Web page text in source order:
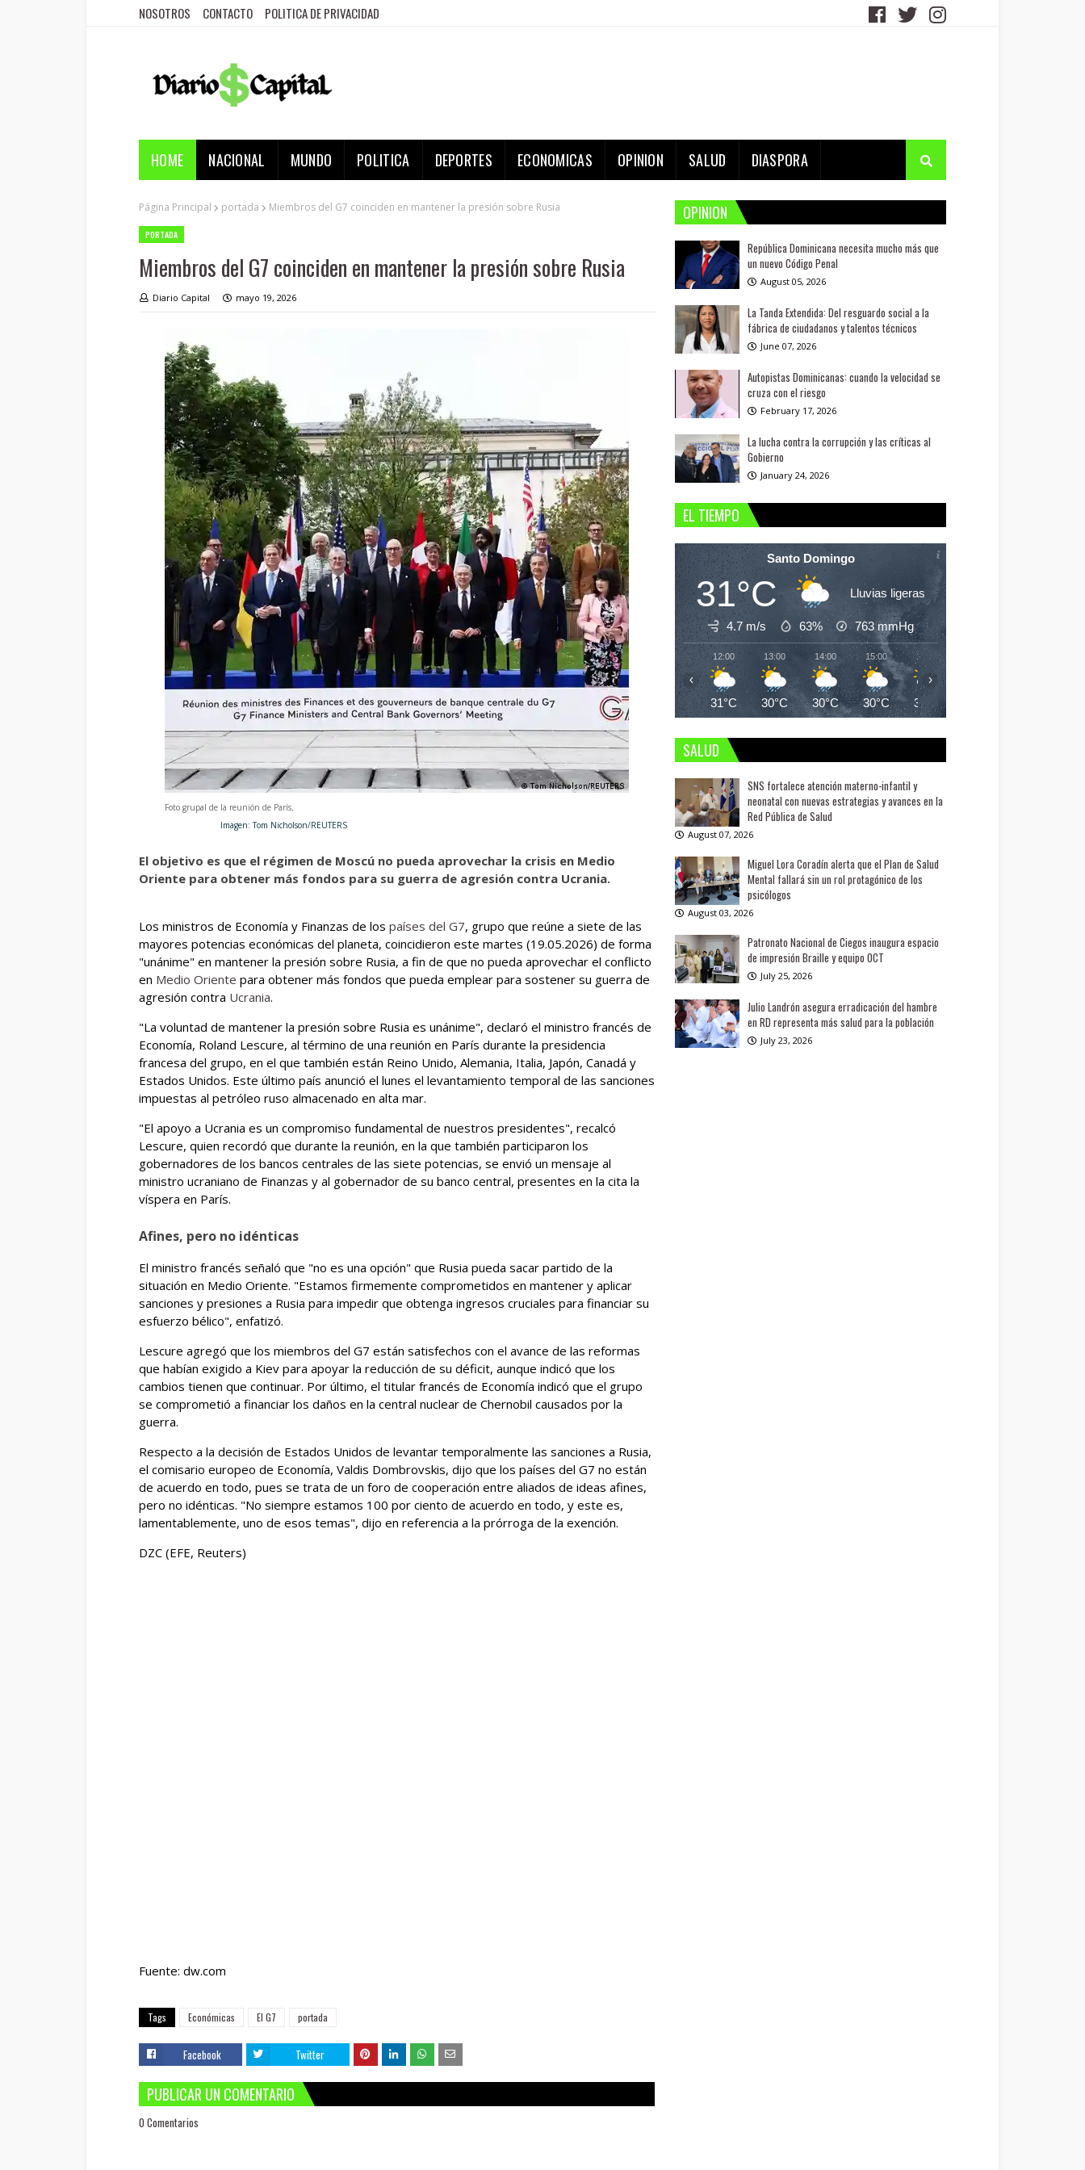
NOSOTROS CONTACTO POLITICA DE PRIVACIDAD
HOME NACIONAL MUNDO POLITICA DEPORTES ECONOMICAS OPINION SALUD DIASPORA
Página Principal portada Miembros del G7 coinciden en mantener la presión sobre Rusia
PORTADA
Miembros del G7 coinciden en mantener la presión sobre Rusia
Diario Capital mayo 19, 2026
Foto grupal de la reunión de París.
Imagen: Tom Nicholson/REUTERS
El objetivo es que el régimen de Moscú no pueda aprovechar la crisis en Medio
Oriente para obtener más fondos para su guerra de agresión contra Ucrania.
Los ministros de Economía y Finanzas de los países del G7, grupo que reúne a siete de las
mayores potencias económicas del planeta, coincidieron este martes (19.05.2026) de forma
"unánime" en mantener la presión sobre Rusia, a fin de que no pueda aprovechar el conflicto
en Medio Oriente para obtener más fondos que pueda emplear para sostener su guerra de
agresión contra Ucrania.
"La voluntad de mantener la presión sobre Rusia es unánime", declaró el ministro francés de
Economía, Roland Lescure, al término de una reunión en París durante la presidencia
francesa del grupo, en el que también están Reino Unido, Alemania, Italia, Japón, Canadá y
Estados Unidos. Este último país anunció el lunes el levantamiento temporal de las sanciones
impuestas al petróleo ruso almacenado en alta mar.
"El apoyo a Ucrania es un compromiso fundamental de nuestros presidentes", recalcó
Lescure, quien recordó que durante la reunión, en la que también participaron los
gobernadores de los bancos centrales de las siete potencias, se envió un mensaje al
ministro ucraniano de Finanzas y al gobernador de su banco central, presentes en la cita la
víspera en París.
Afines, pero no idénticas
El ministro francés señaló que "no es una opción" que Rusia pueda sacar partido de la
situación en Medio Oriente. "Estamos firmemente comprometidos en mantener y aplicar
sanciones y presiones a Rusia para impedir que obtenga ingresos cruciales para financiar su
esfuerzo bélico", enfatizó.
Lescure agregó que los miembros del G7 están satisfechos con el avance de las reformas
que habían exigido a Kiev para apoyar la reducción de su déficit, aunque indicó que los
cambios tienen que continuar. Por último, el titular francés de Economía indicó que el grupo
se comprometió a financiar los daños en la central nuclear de Chernobil causados por la
guerra.
Respecto a la decisión de Estados Unidos de levantar temporalmente las sanciones a Rusia,
el comisario europeo de Economía, Valdis Dombrovskis, dijo que los países del G7 no están
de acuerdo en todo, pues se trata de un foro de cooperación entre aliados de ideas afines,
pero no idénticas. "No siempre estamos 100 por ciento de acuerdo en todo, y este es,
lamentablemente, uno de esos temas", dijo en referencia a la prórroga de la exención.
DZC (EFE, Reuters)
Fuente: dw.com
Tags Económicas El G7 portada
Facebook Twitter
PUBLICAR UN COMENTARIO
0 Comentarios
OPINION
República Dominicana necesita mucho más que
un nuevo Código Penal
August 05, 2026
La Tanda Extendida: Del resguardo social a la
fábrica de ciudadanos y talentos técnicos
June 07, 2026
Autopistas Dominicanas: cuando la velocidad se
cruza con el riesgo
February 17, 2026
La lucha contra la corrupción y las críticas al
Gobierno
January 24, 2026
EL TIEMPO
Santo Domingo
31°C Lluvias ligeras
4.7 m/s 63% 763mmHg
12:00
31°C
13:00
30°C
14:00
30°C
15:00
30°C
16:00
30°C
‹ ›
SALUD
SNS fortalece atención materno-infantil y
neonatal con nuevas estrategias y avances en la
Red Pública de Salud
August 07, 2026
Miguel Lora Coradín alerta que el Plan de Salud
Mental fallará sin un rol protagónico de los
psicólogos
August 03, 2026
Patronato Nacional de Ciegos inaugura espacio
de impresión Braille y equipo OCT
July 25, 2026
Julio Landrón asegura erradicación del hambre
en RD representa más salud para la población
July 23, 2026